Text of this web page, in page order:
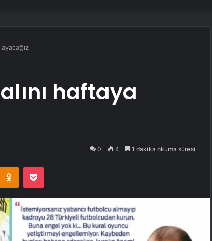
haftaya
0 4 1 dakika okuma süresi
Odnoklassniki
Pocket